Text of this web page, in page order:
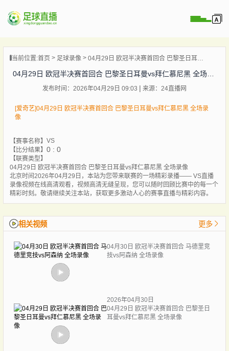
播
播
闻
当前位置:首页 足球录像 04月29日 欧冠半决赛首回合 巴黎圣日耳曼vs拜仁慕尼黑 全场录像
04月29日 欧冠半决赛首回合 巴黎圣日耳曼vs拜仁慕尼黑 全场录像
发布时间：2026年04月29日 09:03 来源：24直播网
[爱奇艺]04月29日 欧冠半决赛首回合 巴黎圣日耳曼vs拜仁慕尼黑 全场录
像
【赛事名称】 VS
【比分结果】 0 : 0
【联赛类型】
04月29日 欧冠半决赛首回合 巴黎圣日耳曼vs拜仁慕尼黑 全场录像
北京时间2026年04月29日，本站为您带来联赛的一场精彩录播—— VS直播
录像视频在线高清观看，视频高清无缝呈现，您可以随时回顾比赛中的每一个
精彩时刻。敬请继续关注本站，获取更多激动人心的赛事直播与精彩内容。
相关视频 更多
04月30日 欧冠半决赛首回合 马德里竞
技vs阿森纳 全场录像
2026年04月30日
04月29日 欧冠半决赛首回合 巴黎圣日
耳曼vs拜仁慕尼黑 全场录像